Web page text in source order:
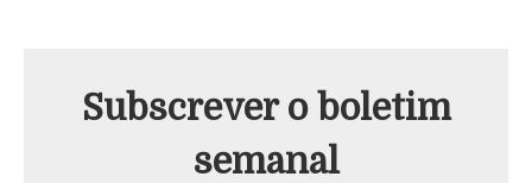
Subscrever o boletim
semanal